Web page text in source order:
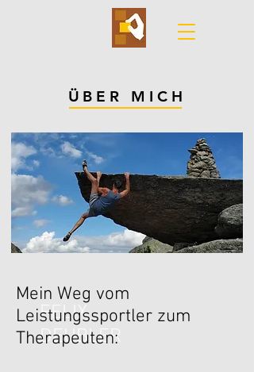
ÜBER MICH
FELIX
DEUBLER
Mein Weg vom
Leistungssportler zum
Therapeuten: